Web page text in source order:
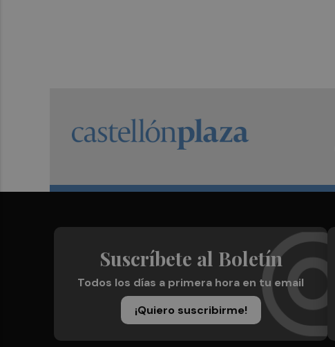
Suscríbete al Boletín
Todos los días a primera hora en tu email
¡Quiero suscribirme!